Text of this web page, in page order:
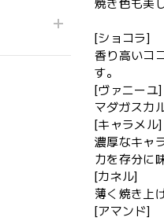
焼き色も美
[ショコラ]
香り高いコ
す。
[ヴァニーユ]
マダガスカ
[キャラメル]
濃厚なキャ
力を存分に
[カネル]
薄く焼き上
[アマンド]